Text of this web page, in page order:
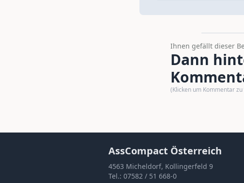
Ihnen gefällt dieser
Dann
(Klicken um Kommentar
AssCompact Österreich
4563 Micheldorf, Kollingerfeld 9
Tel.: 07582 / 51 668-0